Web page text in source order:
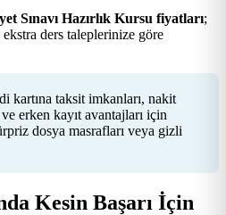
Sınavı Hazırlık Kursu fiyatları;
ekstra ders taleplerinize göre
kartına taksit imkanları, nakit
erken kayıt avantajları için
dosya masrafları veya gizli
Kesin Başarı İçin